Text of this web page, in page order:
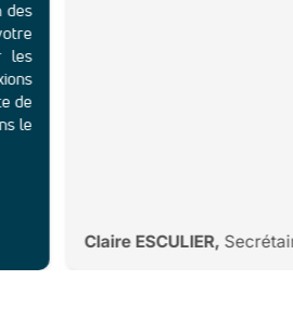
Claire ESCULIER,Secrétaire